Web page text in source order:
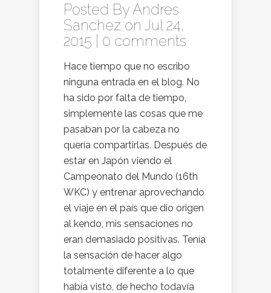
Posted ByAndres
Sanchez on Jul 24,
2015 | 0 comments
Hace tiempo que no escribo
ninguna entrada en el blog. No
ha sido por falta de tiempo,
simplemente las cosas que me
pasaban por la cabeza no
quería compartirlas. Después de
estar en Japón viendo el
Campeonato del Mundo (16th
WKC) y entrenar aprovechando
el viaje en el país que dio origen
al kendo, mis sensaciones no
eran demasiado positivas. Tenía
la sensación de hacer algo
totalmente diferente a lo que
había visto, de hecho todavía